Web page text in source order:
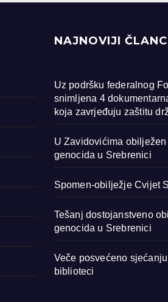
NAJNOVIJI
Uz podršku federalnog
snimljena 4
koja zavrjeđuju zaštitu
U Zavidovićima
genocida u Srebrenici
Spomen-obilježje Cvijet
Tešanj dostojanstveno
genocida u Srebrenici
Veče posvećeno
biblioteci